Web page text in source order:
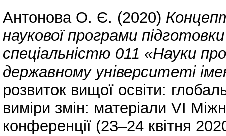
Антонова О. Є. (2020)
наукової програми
спеціальністю 011 «Науки
державному університеті
розвиток вищої освіти:
виміри змін: матеріали VІ
конференції (23–24 квітня